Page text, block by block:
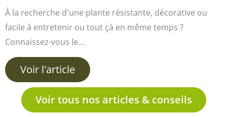
À la recherche d'une plante résistante, décorative ou
facile à entretenir ou tout çà en même temps ?
Connaissez-vous le…
Voir l'article
Voir tous nos articles & conseils